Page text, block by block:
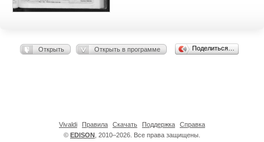
Открыть Открыть в программе Поделиться…
© EDISON , 2010–2026. Все права защищены.
Vivaldi Правила Скачать Поддержка Справка